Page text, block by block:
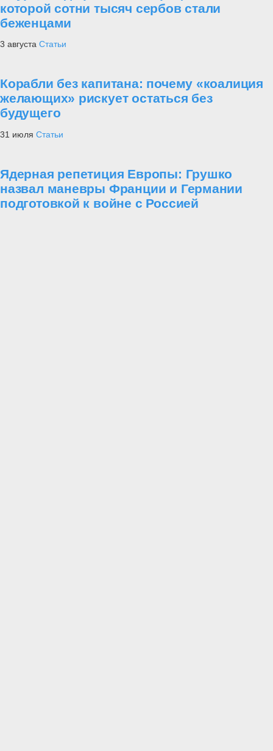
которой сотни тысяч сербов стали
беженцами
3 августа Статьи
Корабли без капитана: почему «коалиция
желающих» рискует остаться без
будущего
31 июля Статьи
Ядерная репетиция Европы: Грушко
назвал маневры Франции и Германии
подготовкой к войне с Россией